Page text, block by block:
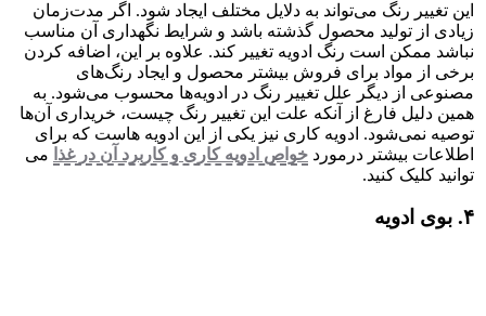
این تغییر رنگ می‌تواند به دلایل مختلف ایجاد شود. اگر مدت‌زمان
زیادی از تولید محصول گذشته باشد و شرایط نگهداری آن مناسب
نباشد ممکن است رنگ ادویه تغییر کند. علاوه بر این، اضافه کردن
برخی از مواد برای فروش بیشتر محصول و ایجاد رنگ‌های
مصنوعی از دیگر علل تغییر رنگ در ادویه‌ها محسوب می‌شود. به
همین دلیل فارغ از آنکه علت این تغییر رنگ چیست، خریداری آن‌ها
توصیه نمی‌شود. ادویه کاری نیز یکی از این ادویه هاست که برای
اطلاعات بیشتر درمورد خواص ادویه کاری و کاربرد آن در غذا می
توانید کلیک کنید.
۴. بوی ادویه